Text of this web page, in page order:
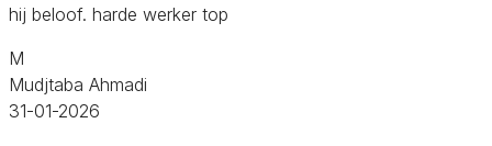
hij beloof. harde werker top
M
Mudjtaba Ahmadi
31-01-2026